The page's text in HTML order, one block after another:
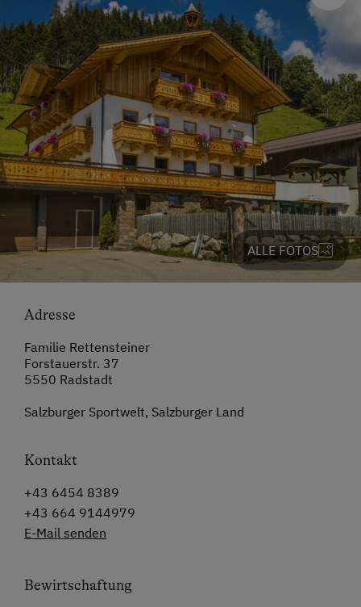
ALLE FOTOS
Adresse
Familie Rettensteiner
Forstauerstr. 37
5550 Radstadt
Salzburger Sportwelt, Salzburger Land
Kontakt
+43 6454 8389
+43 664 9144979
E-Mail senden
Bewirtschaftung